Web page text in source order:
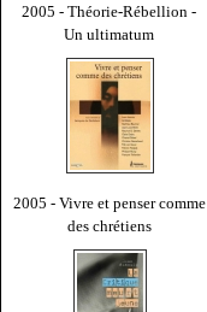
2005 - Théorie-Rébellion -
Un ultimatum
2005 - Vivre et penser comme
des chrétiens